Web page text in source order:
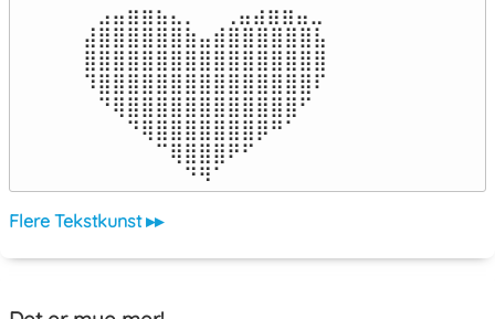
⠀⣠⣤⣶⣶⣦⣄⡀  ⠀⢀⣤⣴⣶⣶⣤⣀⠀
⣼⣿⣿⣿⣿⣿⣿⣷⣤⣾⣿⣿⣿⣿⣿⣿⣧
⣿⣿⣿⣿⣿⣿⣿⣿⣿⣿⣿⣿⣿⣿⣿⣿⣿
⠹⣿⣿⣿⣿⣿⣿⣿⣿⣿⣿⣿⣿⣿⣿⣿⠏
⠀⠙⢿⣿⣿⣿⣿⣿⣿⣿⣿⣿⣿⣿⣿⠋⠀
⠀⠀⠀⠙⢿⣿⣿⣿⣿⣿⣿⣿⡿⠛⠁⠀⠀
⠀⠀⠀⠀⠀⠉⢿⣿⣿⣿⠟⠋⠀⠀⠀⠀⠀
⠀⠀⠀⠀⠀⠀⠀⠙⠻⠁⠀⠀⠀⠀⠀⠀⠀⠀⠀⠀⠀⠀⠀
Flere Tekstkunst ▸▸